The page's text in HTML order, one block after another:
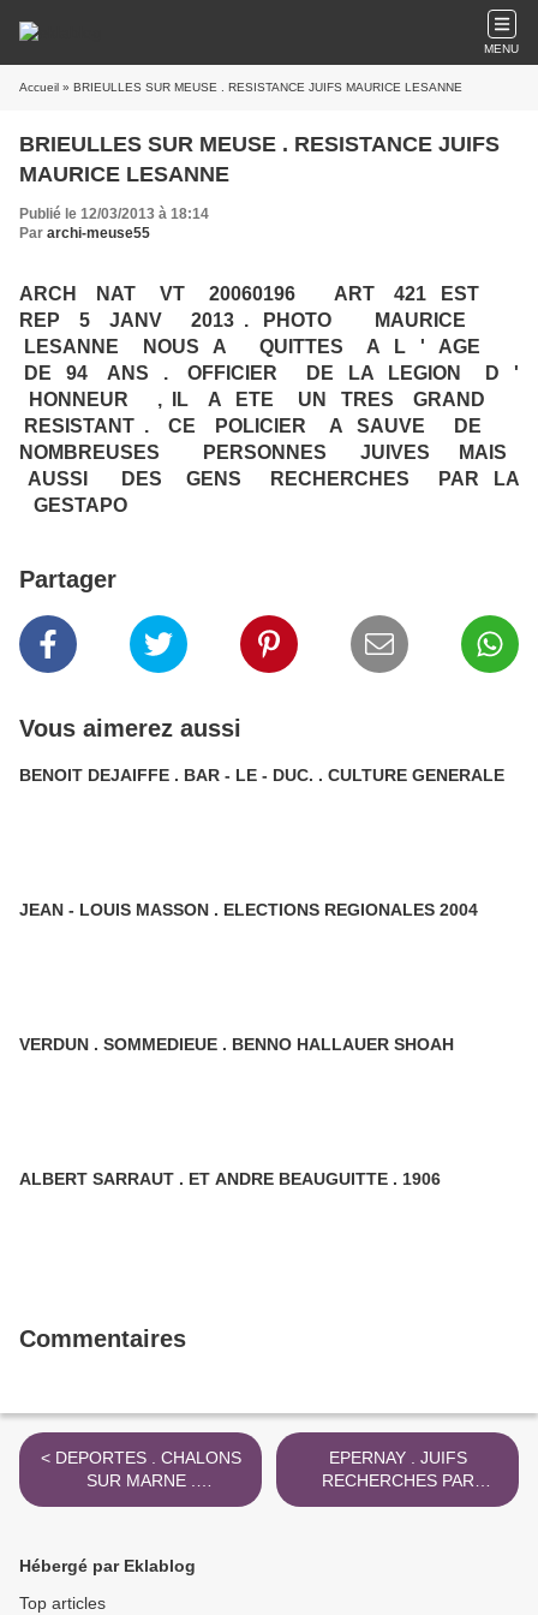
MENU
Accueil » BRIEULLES SUR MEUSE . RESISTANCE JUIFS MAURICE LESANNE
BRIEULLES SUR MEUSE . RESISTANCE JUIFS
MAURICE LESANNE
Publié le 12/03/2013 à 18:14
Par archi-meuse55
ARCH NAT VT 20060196 ART 421 EST
REP 5 JANV 2013 . PHOTO MAURICE
LESANNE NOUS A QUITTES A L ' AGE
DE 94 ANS . OFFICIER DE LA LEGION D '
HONNEUR , IL A ETE UN TRES GRAND
RESISTANT . CE POLICIER A SAUVE DE
NOMBREUSES PERSONNES JUIVES MAIS
AUSSI DES GENS RECHERCHES PAR LA
GESTAPO
Partager
Vous aimerez aussi
BENOIT DEJAIFFE . BAR - LE - DUC. . CULTURE GENERALE
JEAN - LOUIS MASSON . ELECTIONS REGIONALES 2004
VERDUN . SOMMEDIEUE . BENNO HALLAUER SHOAH
ALBERT SARRAUT . ET ANDRE BEAUGUITTE . 1906
Commentaires
< DEPORTES . CHALONS
SUR MARNE .
RAVENSBRUCK 3 JANV
EPERNAY . JUIFS
RECHERCHES PAR
GESTAPO 5 JANV 2013 >
Hébergé par Eklablog
Top articles